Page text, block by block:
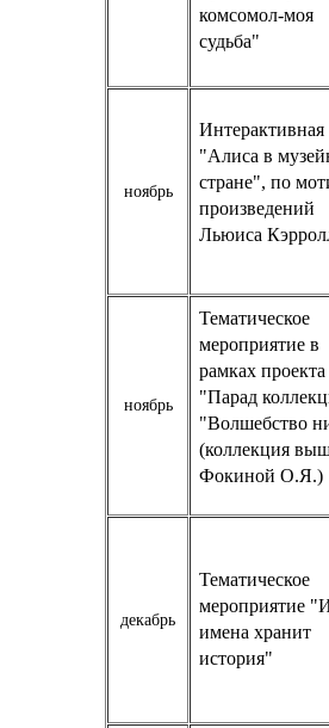
комсомол-моя
судьба"
ноябрь
Интерактивная
"Алиса в
стране", по
произведений
Льюиса
ноябрь
Тематическое
мероприятие в
рамках проекта
"Парад
"Волшебство
(коллекция
Фокиной О.Я.)
декабрь
Тематическое
мероприятие
имена хранит
история"